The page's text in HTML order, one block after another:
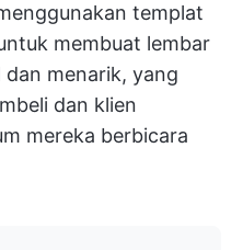
templat
membuat lembar
menarik, yang
dan klien
mereka berbicara